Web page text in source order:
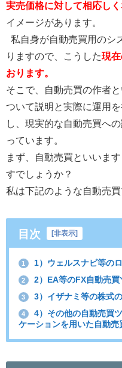
実売価格に対して相応し
イメージがあります。
私自身が自動売買用のシ
りますので、こうした現
おります。
そこで、自動売買の作者
ついて説明と実際に運用
し、現実的な自動売買へ
っています。
まず、自動売買といいま
すでしょうか？
私は下記のような自動売
目次 [非表示]
1 1）ウェルスナビ等の
2 2）EA等のFX自動売買
3 3）イザナミ等の株式
4
4）その他の自動売買
ケーションを用いた自動売